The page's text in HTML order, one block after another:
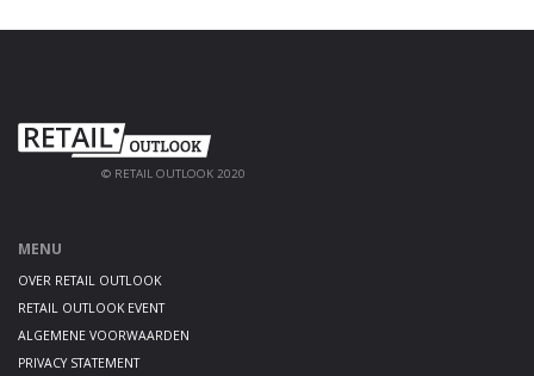
© RETAIL OUTLOOK 2020
MENU
OVER RETAIL OUTLOOK
RETAIL OUTLOOK EVENT
ALGEMENE VOORWAARDEN
PRIVACY STATEMENT